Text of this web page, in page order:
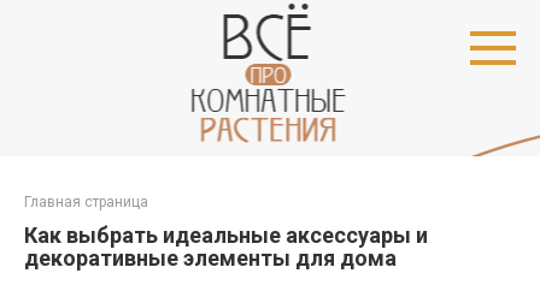
Главная страница
Как выбрать идеальные аксессуары и
декоративные элементы для дома